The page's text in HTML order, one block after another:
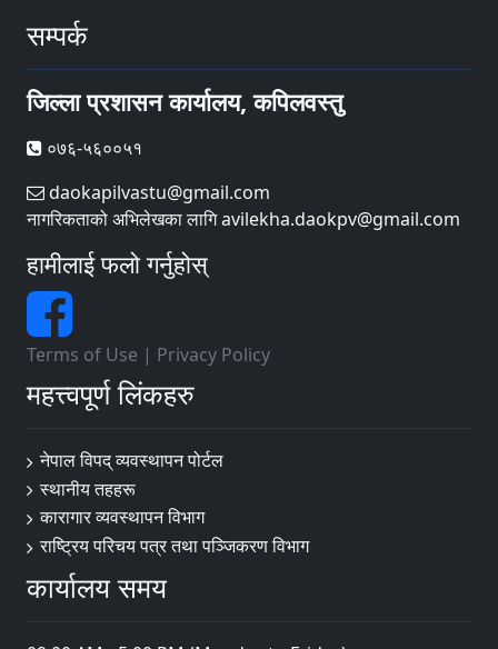
सम्पर्क
जिल्ला प्रशासन कार्यालय, कपिलवस्तु
०७६-५६००५१
daokapilvastu@gmail.com
नागरिकताको अभिलेखका लागि avilekha.daokpv@gmail.com
हामीलाई फलो गर्नुहोस्
Terms of Use | Privacy Policy
महत्त्वपूर्ण लिंकहरु
नेपाल विपद् व्यवस्थापन पोर्टल
स्थानीय तहहरू
कारागार व्यवस्थापन विभाग
राष्ट्रिय परिचय पत्र तथा पञ्जिकरण विभाग
कार्यालय समय